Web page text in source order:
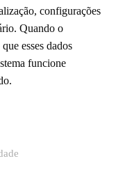
configurações
Quando o
esses dados
funcione